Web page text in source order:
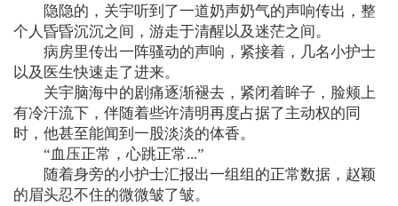
隐隐的，关宇听到了一道奶声奶气的声响传出，整
个人昏昏沉沉之间，游走于清醒以及迷茫之间。
病房里传出一阵骚动的声响，紧接着，几名小护士
以及医生快速走了进来。
关宇脑海中的剧痛逐渐褪去，紧闭着眸子，脸颊上
有冷汗流下，伴随着些许清明再度占据了主动权的同
时，他甚至能闻到一股淡淡的体香。
“血压正常，心跳正常...”
随着身旁的小护士汇报出一组组的正常数据，赵颖
的眉头忍不住的微微皱了皱。